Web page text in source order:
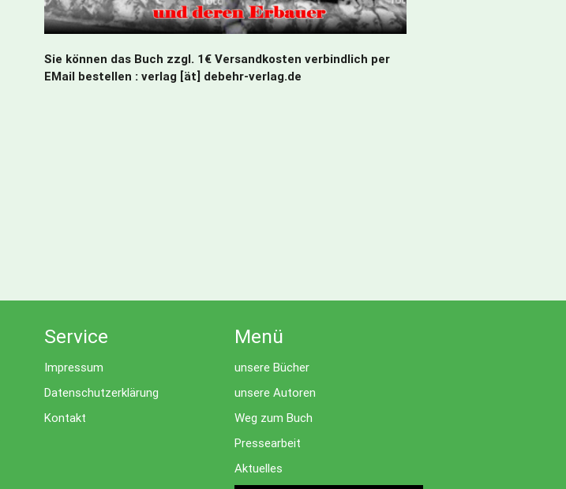
Sie können das Buch zzgl. 1€ Versandkosten verbindlich per
EMail bestellen : verlag [ät] debehr-verlag.de
Service
Impressum
Datenschutzerklärung
Kontakt
Menü
unsere Bücher
unsere Autoren
Weg zum Buch
Pressearbeit
Aktuelles